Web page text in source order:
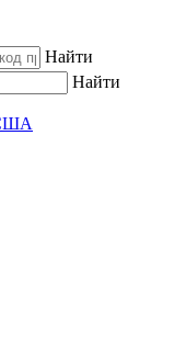
Найти
Найти